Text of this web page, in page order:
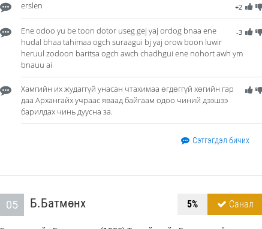
+2
erslen
-3
Ene odoo yu be toon dotor useg gej yaj ordog bnaa ene
hudal bhaa tahimaa ogch suraagui bj yaj orow boon luwir
heruul zodoon baritsa ogch awch chadhgui ene nohort awh ym
bnauu ai
Хамгийн их жудаггүй унасан чтахимаа өгдөггүй хөгийн гар
даа Архангайх учраас яваад байгаам одоо чиний дээшээ
барилдах чинь дуусна за.
Сэтгэгдэл бичих
05 Б.Батмөнх 5% Санал